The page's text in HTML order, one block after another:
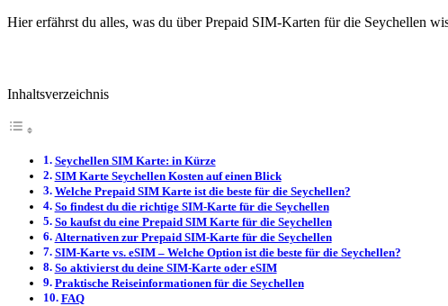
Hier erfährst du alles, was du über Prepaid SIM-Karten für die Seychellen
Inhaltsverzeichnis
Seychellen SIM Karte: in Kürze
SIM Karte Seychellen Kosten auf einen Blick
Welche Prepaid SIM Karte ist die beste für die Seychellen?
So findest du die richtige SIM-Karte für die Seychellen
So kaufst du eine Prepaid SIM Karte für die Seychellen
Alternativen zur Prepaid SIM-Karte für die Seychellen
SIM-Karte vs. eSIM – Welche Option ist die beste für die Seychellen?
So aktivierst du deine SIM-Karte oder eSIM
Praktische Reiseinformationen für die Seychellen
FAQ